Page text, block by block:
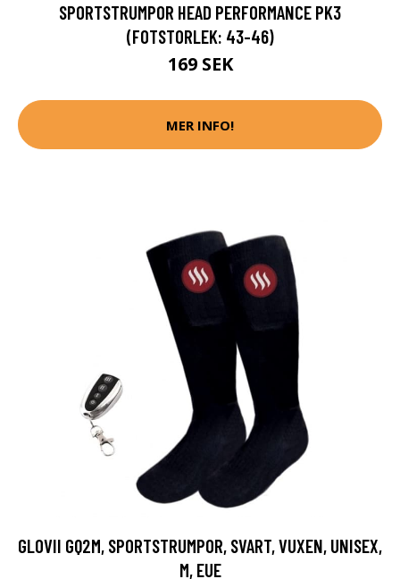
SPORTSTRUMPOR HEAD PERFORMANCE PK3
(FOTSTORLEK: 43-46)
169 SEK
MER INFO!
GLOVII GQ2M, SPORTSTRUMPOR, SVART, VUXEN, UNISEX,
M, EUE